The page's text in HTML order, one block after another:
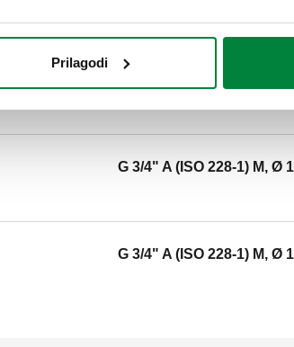
Prilagodi
G 3/4" A (ISO 228-1) M, Ø
G 3/4" A (ISO 228-1) M, Ø